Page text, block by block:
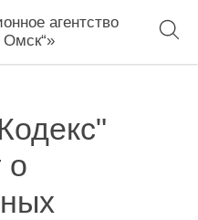
агентство
Омск“»
о